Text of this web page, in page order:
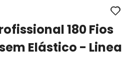
180 Fios
Elástico - Linea